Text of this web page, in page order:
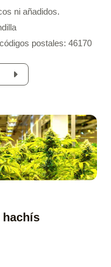
ni añadidos.
postales: 46170
hachís